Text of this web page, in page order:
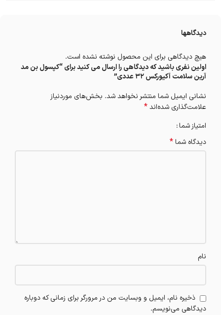
دیدگاهها
هیچ دیدگاهی برای این محصول نوشته نشده است.
اولین نفری باشید که دیدگاهی را ارسال می کنید برای “کپسول بن مد
آرین سلامت آکیورکس 32 عددی”
نشانی ایمیل شما منتشر نخواهد شد. بخش‌های موردنیاز
علامت‌گذاری شده‌اند*
امتیاز شما
دیدگاه شما*
نام
ذخیره نام، ایمیل و وبسایت من در مرورگر برای زمانی که دوباره
دیدگاهی می‌نویسم.